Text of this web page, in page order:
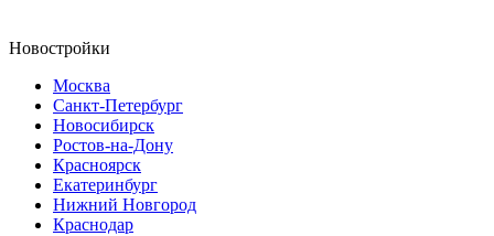
Новостройки
Москва
Санкт-Петербург
Новосибирск
Ростов-на-Дону
Красноярск
Екатеринбург
Нижний Новгород
Краснодар